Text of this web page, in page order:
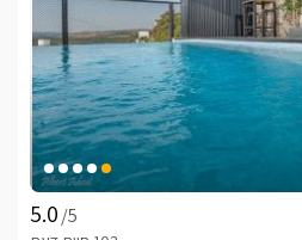
/5